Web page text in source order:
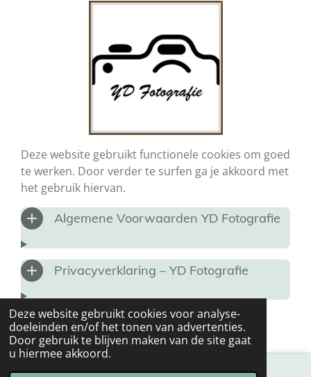
Deze website gebruikt cookies voor analyse-
doeleinden en/of het tonen van advertenties.
Door gebruik te blijven maken van de site gaat
u hiermee akkoord.
Deze website gebruikt functionele cookies om goed
te werken. Door verder te surfen ga je akkoord met
het gebruik hiervan.
Algemene Voorwaarden YD Fotografie
Privacyverklaring – YD Fotografie
© 2021 - 2026 YD Fotografie
Powered byJouwWeb